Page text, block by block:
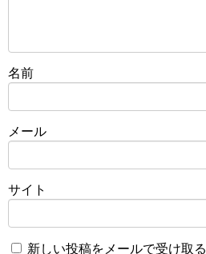
名前
メール
サイト
新しい投稿をメールで受け取る